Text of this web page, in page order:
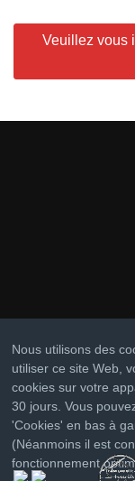
Veuillez vous
Nous utilisons des
utiliser ce site Web,
cookies sur votre
30 jours. Vous
'Cookies' en bas à
(Néanmoins il est
fonctionnement